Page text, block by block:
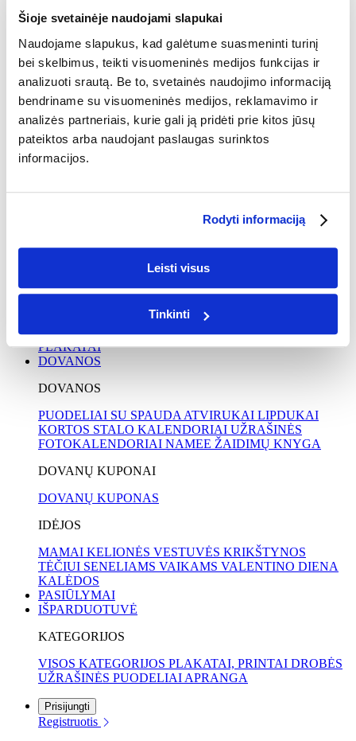
Šioje svetainėje naudojami slapukai
Naudojame slapukus, kad galėtume suasmeninti turinį
bei skelbimus, teikti visuomeninės medijos funkcijas ir
analizuoti srautą. Be to, svetainės naudojimo informaciją
bendriname su visuomeninės medijos, reklamavimo ir
analizės partneriais, kurie gali ją pridėti prie kitos jūsų
pateiktos arba naudojant paslaugas surinktos
informacijos.
Rodyti informaciją
Leisti visus
Tinkinti
MOKYKLOS
DRABUŽIAI MOKYKLAI
DŽEMPERIAI IR MARŠKINĖLIAI
IŠLEISTUVIŲ FOTOKNYGOS
IŠLEISTUVIŲ FOTOKNYGOS
NUOTRAUKOS
DRABUŽIAI
DŽEMPERIAI SU SPAUDA
FOTODROBĖSPLAKATAIAI FOTODROBĖSAI
PLAKATAI
DOVANOS
DOVANOS
PUODELIAI SU SPAUDA ATVIRUKAI LIPDUKAI
KORTOS STALO KALENDORIAI UŽRAŠINĖS
FOTOKALENDORIAI NAMEE ŽAIDIMŲ KNYGA
DOVANŲ KUPONAI
DOVANŲ KUPONAS
IDĖJOS
MAMAI KELIONĖS VESTUVĖS KRIKŠTYNOS
TĖČIUI SENELIAMS VAIKAMS VALENTINO DIENA
KALĖDOS
PASIŪLYMAI
IŠPARDUOTUVĖ
KATEGORIJOS
VISOS KATEGORIJOS PLAKATAI, PRINTAI DROBĖS
UŽRAŠINĖS PUODELIAI APRANGA
Prisijungti
Registruotis